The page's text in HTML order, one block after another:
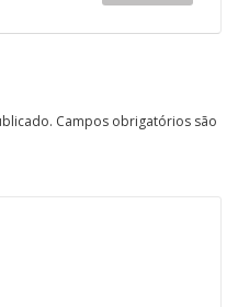
Campos obrigatórios são